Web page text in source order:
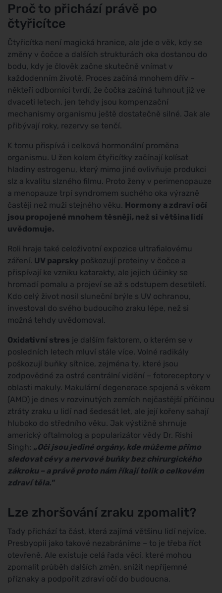
Proč to přichází právě po
čtyřicítce
Čtyřicítka není magická hranice, ale jde o věk, kdy se
změny v čočce a dalších strukturách oka dostanou do
bodu, kdy je člověk začne skutečně vnímat v
každodenním životě. Proces začíná mnohem dřív –
někteří odborníci tvrdí, že čočka začíná tuhnout již ve
dvaceti letech, jen tehdy jsou kompenzační
mechanismy organismu ještě dostatečně silné. Jak ale
přibývají roky, rezervy se tenčí.
K tomu přispívá i celková hormonální proměna
organismu. U žen kolem čtyřicítky začínají kolísat
hladiny estrogenu, který mimo jiné ovlivňuje produkci
slz a kvalitu slzného filmu. Proto ženy v perimenopauze
a menopauze trpí syndromem suchého oka výrazně
častěji než muži stejného věku. Hormony a zdraví očí
jsou propojené mnohem těsněji, než si většina lidí
uvědomuje.
Roli hraje také celoživotní expozice ultrafialovému
záření. UV paprsky poškozují proteiny v čočce a
přispívají ke vzniku katarakty, ale jejich účinky se
hromadí pomalu a projeví se až s odstupem desetiletí.
Kdo celý život nosil sluneční brýle s UV ochranou,
investoval do svého budoucího zraku lépe, než si
možná tehdy uvědomoval.
Oxidativní stres je dalším faktorem, o kterém se v
posledních letech mluví stále více. Volné radikály
poškozují buňky sítnice, zejména ty, které jsou
zodpovědné za ostré centrální vidění – fotoreceptory v
oblasti makuly. Makulární degenerace spojená s věkem
(AMD) je dnes v rozvinutých zemích nejčastější příčinou
ztráty zraku u lidí nad šedesát let, ale její kořeny sahají
hluboko do středního věku. Jak výstižně shrnuje
americký oftalmolog a popularizátor vědy Dr. Rishi
Singh: „Oči jsou jediné orgány, kde můžeme přímo
sledovat cévy a nervové buňky bez chirurgického
zákroku – a právě proto nám říkají tolik o celkovém
zdraví těla."
Lze zhoršování zraku zpomalit?
Tady přichází ta část, která zajímá většinu lidí nejvíce.
Presbyopii jako takové nezabráníme – to je třeba říct
otevřeně. Ale existuje celá řada věcí, které mohou
zpomalit průběh dalších změn, snížit nepříjemné
příznaky a podpořit zdraví očí do budoucna.